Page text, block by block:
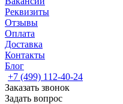
Реквизиты
Отзывы
Оплата
Доставка
Контакты
Блог
+7 (499) 112-40-24
Заказать звонок
Задать вопрос